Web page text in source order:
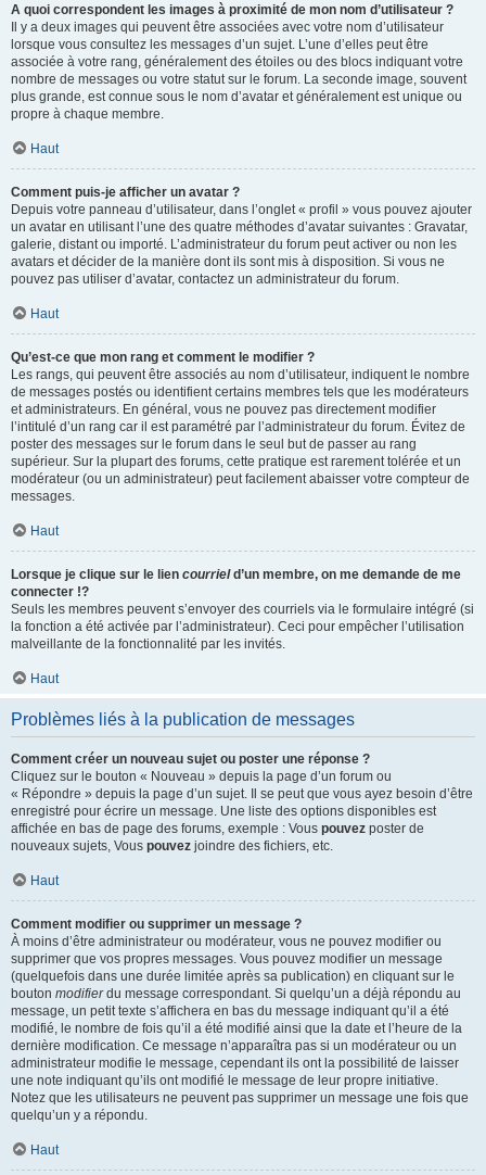
A quoi correspondent les images à proximité de mon nom d’utilisateur ?
Il y a deux images qui peuvent être associées avec votre nom d’utilisateur
lorsque vous consultez les messages d’un sujet. L’une d’elles peut être
associée à votre rang, généralement des étoiles ou des blocs indiquant votre
nombre de messages ou votre statut sur le forum. La seconde image, souvent
plus grande, est connue sous le nom d’avatar et généralement est unique ou
propre à chaque membre.
Haut
Comment puis-je afficher un avatar ?
Depuis votre panneau d’utilisateur, dans l’onglet « profil » vous pouvez ajouter
un avatar en utilisant l’une des quatre méthodes d’avatar suivantes : Gravatar,
galerie, distant ou importé. L’administrateur du forum peut activer ou non les
avatars et décider de la manière dont ils sont mis à disposition. Si vous ne
pouvez pas utiliser d’avatar, contactez un administrateur du forum.
Haut
Qu’est-ce que mon rang et comment le modifier ?
Les rangs, qui peuvent être associés au nom d’utilisateur, indiquent le nombre
de messages postés ou identifient certains membres tels que les modérateurs
et administrateurs. En général, vous ne pouvez pas directement modifier
l’intitulé d’un rang car il est paramétré par l’administrateur du forum. Évitez de
poster des messages sur le forum dans le seul but de passer au rang
supérieur. Sur la plupart des forums, cette pratique est rarement tolérée et un
modérateur (ou un administrateur) peut facilement abaisser votre compteur de
messages.
Haut
Lorsque je clique sur le lien courrield’un membre, on me demande de me
connecter !?
Seuls les membres peuvent s’envoyer des courriels via le formulaire intégré (si
la fonction a été activée par l’administrateur). Ceci pour empêcher l’utilisation
malveillante de la fonctionnalité par les invités.
Haut
Problèmes liés à la publication de messages
Comment créer un nouveau sujet ou poster une réponse ?
Cliquez sur le bouton « Nouveau » depuis la page d’un forum ou
« Répondre » depuis la page d’un sujet. Il se peut que vous ayez besoin d’être
enregistré pour écrire un message. Une liste des options disponibles est
affichée en bas de page des forums, exemple : Vous pouvez poster de
nouveaux sujets, Vous pouvez joindre des fichiers, etc.
Haut
Comment modifier ou supprimer un message ?
À moins d’être administrateur ou modérateur, vous ne pouvez modifier ou
supprimer que vos propres messages. Vous pouvez modifier un message
(quelquefois dans une durée limitée après sa publication) en cliquant sur le
bouton modifierdu message correspondant. Si quelqu’un a déjà répondu au
message, un petit texte s’affichera en bas du message indiquant qu’il a été
modifié, le nombre de fois qu’il a été modifié ainsi que la date et l’heure de la
dernière modification. Ce message n’apparaîtra pas si un modérateur ou un
administrateur modifie le message, cependant ils ont la possibilité de laisser
une note indiquant qu’ils ont modifié le message de leur propre initiative.
Notez que les utilisateurs ne peuvent pas supprimer un message une fois que
quelqu’un y a répondu.
Haut